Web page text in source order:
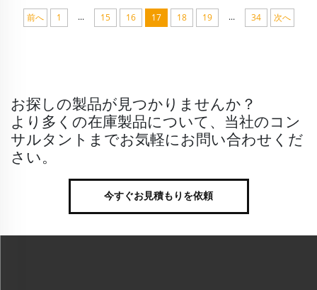
前へ 1 ... 15 16 17 18 19 ... 34 次へ
お探しの製品が見つかりませんか？
より多くの在庫製品について、当社のコン
サルタントまでお気軽にお問い合わせくだ
さい。
今すぐお見積もりを依頼